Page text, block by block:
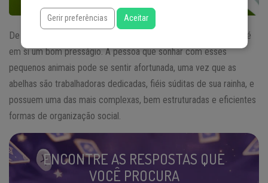
De forma bem direta, podemos dizer que
é
em si um bom presságio. A pessoa que sonhar com esses
pequenos animais pode se sentir afortunada, uma vez que as
abelhas são trabalhadoras dedicadas, fiéis súditas de sua rainha, e
possuem uma das mais complexas, bem estruturadas e eficientes
formas de organização social.
ENCONTRE AS RESPOSTAS QUE
VOCÊ PROCURA
Gerir preferências Aceitar